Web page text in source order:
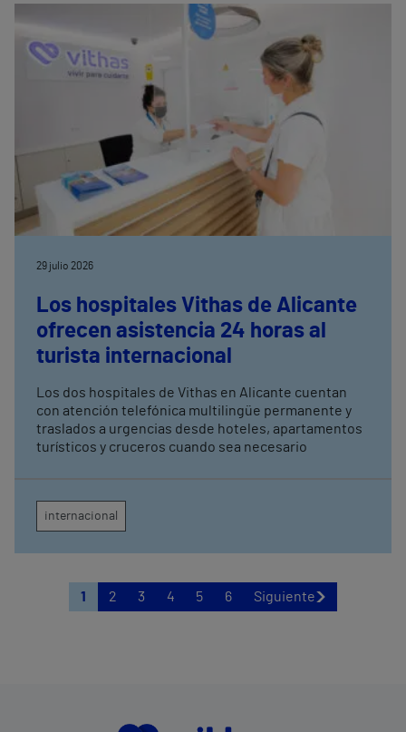
29 julio 2026
Los hospitales Vithas de Alicante
ofrecen asistencia 24 horas al
turista internacional
Los dos hospitales de Vithas en Alicante cuentan
con atención telefónica multilingüe permanente y
traslados a urgencias desde hoteles, apartamentos
turísticos y cruceros cuando sea necesario
internacional
1 2 3 4 5 6 Siguiente